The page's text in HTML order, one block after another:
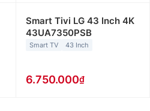
cho sự hòa quyện giữa
và thiết kế tinh tế. Công
Diode (OLED) cho phép
Smart Tivi LG 43 Inch 4K
43UA7350PSB
Smart TV 43 Inch
6.750.000